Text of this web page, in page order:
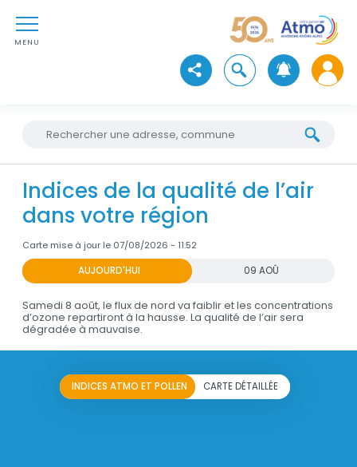
Aller au premier menu de navigation
Aller à la recherche
MENU
Atmo Auvergne-Rhône-
Voir les réseaux sociaux
Ouvrir la recherche
Rechercher une adresse
Indices de la qualité de l’air
dans votre région
Carte mise à jour le 07/08/2026 - 11:52
AUJOURD'HUI
09 AOÛ
Samedi 8 août, le flux de nord va faiblir et les concentrations
d’ozone repartiront à la hausse. La qualité de l’air sera
dégradée à mauvaise.
INDICES ATMO ET POLLEN CARTE DÉTAILLÉE